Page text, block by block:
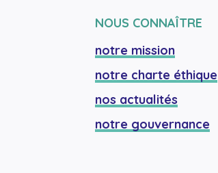
NOUS CONNAÎTRE
notre mission
notre charte éthique
nos actualités
notre gouvernance